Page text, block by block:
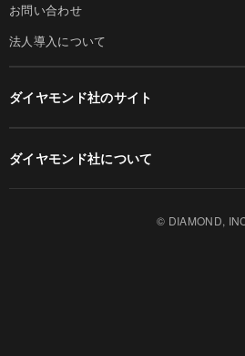
お問い合わせ
法人導入について
ダイヤモンド社のサイト
ダイヤモンド社について
© DIAMOND,